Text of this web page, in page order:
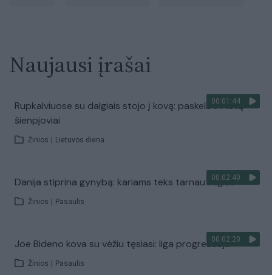
Naujausi įrašai
00:01:44
Rupkalviuose su dalgiais stojo į kovą: paskelbti Metų
šienpjoviai
Žinios Lietuvos diena
00:02:40
Danija stiprina gynybą: kariams teks tarnauti ilgiau
Žinios Pasaulis
00:02:20
Joe Bideno kova su vėžiu tęsiasi: liga progresuoja
Žinios Pasaulis